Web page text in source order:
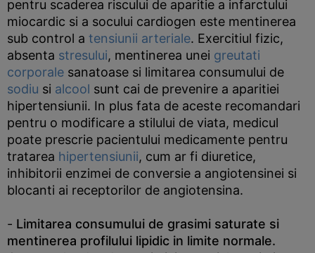
pentru scaderea riscului de aparitie a infarctului
miocardic si a socului cardiogen este mentinerea
sub control a tensiunii arteriale. Exercitiul fizic,
absenta stresului, mentinerea unei greutati
corporale sanatoase si limitarea consumului de
sodiu si alcool sunt cai de prevenire a aparitiei
hipertensiunii. In plus fata de aceste recomandari
pentru o modificare a stilului de viata, medicul
poate prescrie pacientului medicamente pentru
tratarea hipertensiunii, cum ar fi diuretice,
inhibitorii enzimei de conversie a angiotensinei si
blocanti ai receptorilor de angiotensina.
- Limitarea consumului de grasimi saturate si
mentinerea profilului lipidic in limite normale.